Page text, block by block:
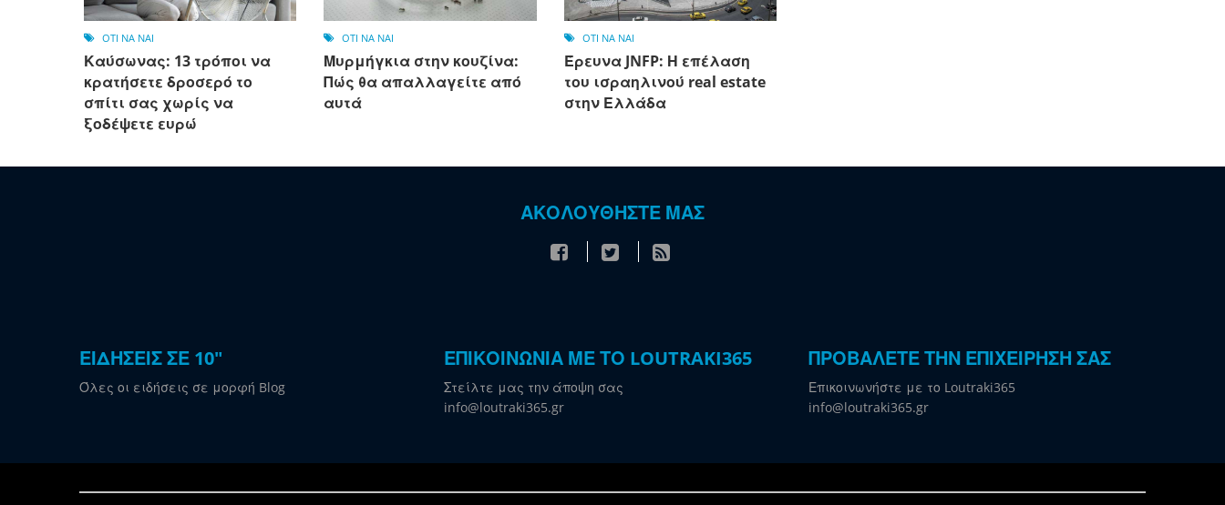
OTI NA NAI
Καύσωνας: 13 τρόποι να
κρατήσετε δροσερό το
σπίτι σας χωρίς να
ξοδέψετε ευρώ
OTI NA NAI
Μυρμήγκια στην κουζίνα:
Πώς θα απαλλαγείτε από
αυτά
OTI NA NAI
Έρευνα JNFP: Η επέλαση
του ισραηλινού real estate
στην Ελλάδα
ΑΚΟΛΟΥΘΗΣΤΕ ΜΑΣ
ΕΙΔΗΣΕΙΣ ΣΕ 10"
Όλες οι ειδήσεις σε μορφή Blog
ΕΠΙΚΟΙΝΩΝΙΑ ΜΕ ΤΟ LOUTRAKI365
Στείλτε μας την άποψη σας
info@loutraki365.gr
ΠΡΟΒΑΛΕΤΕ ΤΗΝ ΕΠΙΧΕΙΡΗΣΗ ΣΑΣ
Επικοινωνήστε με το Loutraki365
info@loutraki365.gr